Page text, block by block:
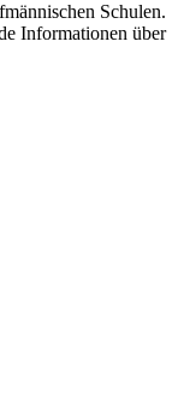
Schulen.
Informationen über